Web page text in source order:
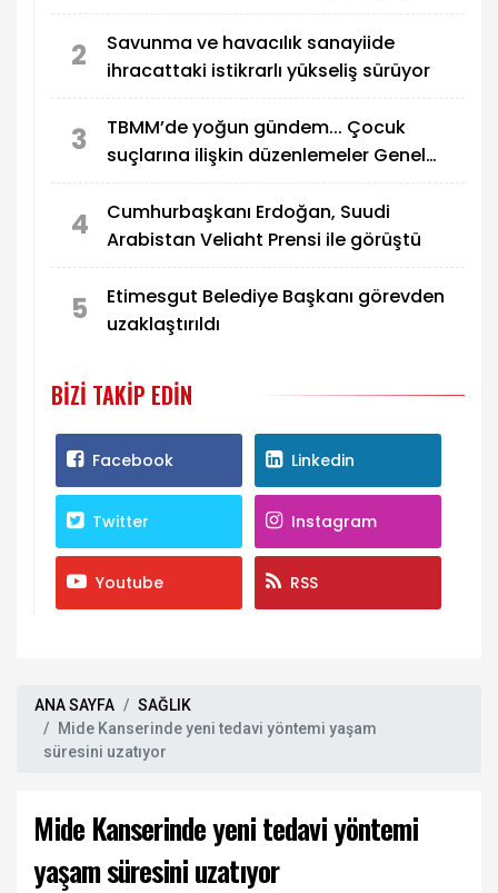
2
Savunma ve havacılık sanayiide
ihracattaki istikrarlı yükseliş sürüyor
3
TBMM’de yoğun gündem... Çocuk
suçlarına ilişkin düzenlemeler Genel
4
Cumhurbaşkanı Erdoğan, Suudi
Arabistan Veliaht Prensi ile görüştü
5
Etimesgut Belediye Başkanı görevden
uzaklaştırıldı
BIZI TAKIP EDIN
Facebook Linkedin
Twitter Instagram
Youtube RSS
ANA SAYFA
SAĞLIK
Mide Kanserinde yeni tedavi yöntemi yaşam
süresini uzatıyor
Mide Kanserinde yeni tedavi yöntemi
yaşam süresini uzatıyor